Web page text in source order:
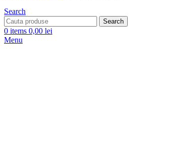
Search
Search
0 items 0,00 lei
Menu